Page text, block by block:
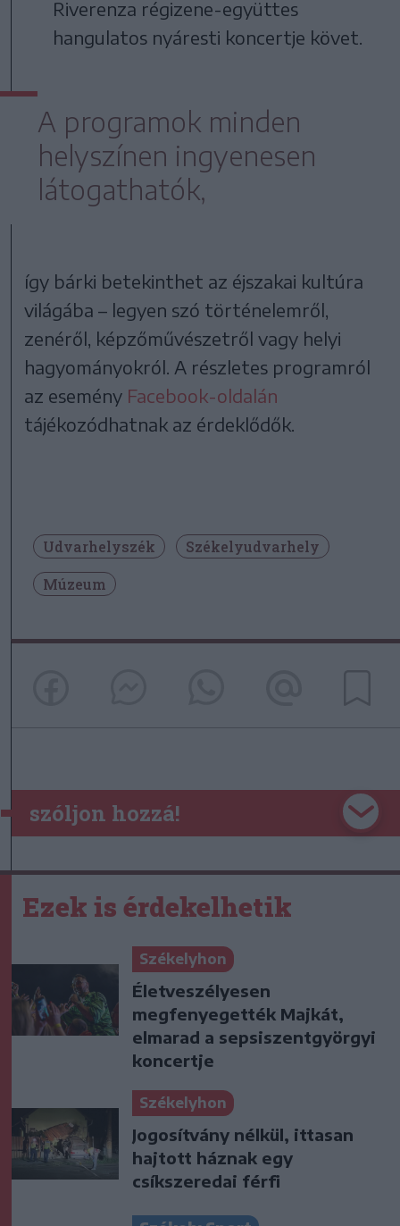
Riverenza régizene-együttes
hangulatos nyáresti koncertje követ.
A programok minden
helyszínen ingyenesen
látogathatók,
így bárki betekinthet az éjszakai kultúra
világába – legyen szó történelemről,
zenéről, képzőművészetről vagy helyi
hagyományokról. A részletes programról
az esemény Facebook-oldalán
tájékozódhatnak az érdeklődők.
Udvarhelyszék
Székelyudvarhely
Múzeum
szóljon hozzá!
Ezek is érdekelhetik
Székelyhon
Életveszélyesen
megfenyegették Majkát,
elmarad a sepsiszentgyörgyi
koncertje
Székelyhon
Jogosítvány nélkül, ittasan
hajtott háznak egy
csíkszeredai férfi